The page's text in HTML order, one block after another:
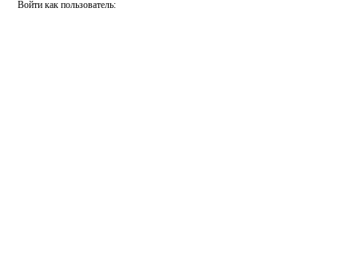
Войти как пользователь: